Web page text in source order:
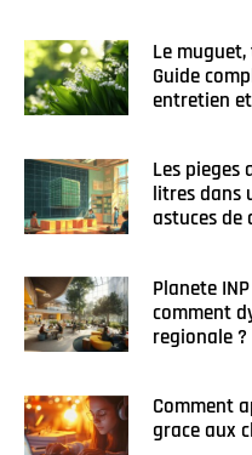
Le
Guide
entretien
Les pieges
litres dans
astuces de
Planete
comment
regionale ?
Comment
grace aux